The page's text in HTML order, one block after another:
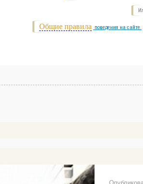
Общие правила поведения на сайте.